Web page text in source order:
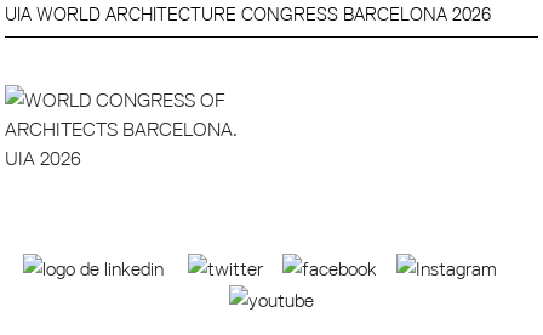
UIA WORLD ARCHITECTURE CONGRESS BARCELONA 2026